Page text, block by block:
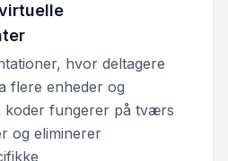
hvor deltagere
flere enheder og
koder fungerer på tværs
og eliminerer